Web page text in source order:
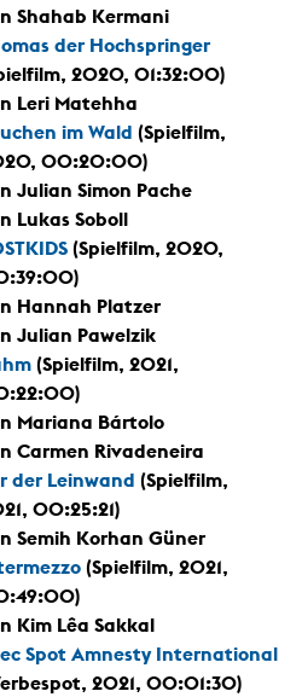
Shahab Kermani
der Hochspringer
2020, 01:32:00)
Leri Matehha
im Wald (Spielfilm,
00:20:00)
Julian Simon Pache
Lukas Soboll
(Spielfilm, 2020,
Hannah Platzer
Julian Pawelzik
(Spielfilm, 2021,
Mariana Bártolo
Carmen Rivadeneira
der Leinwand (Spielfilm,
00:25:21)
Semih Korhan Güner
(Spielfilm, 2021,
Kim Lêa Sakkal
Spot Amnesty International
2021, 00:01:30)